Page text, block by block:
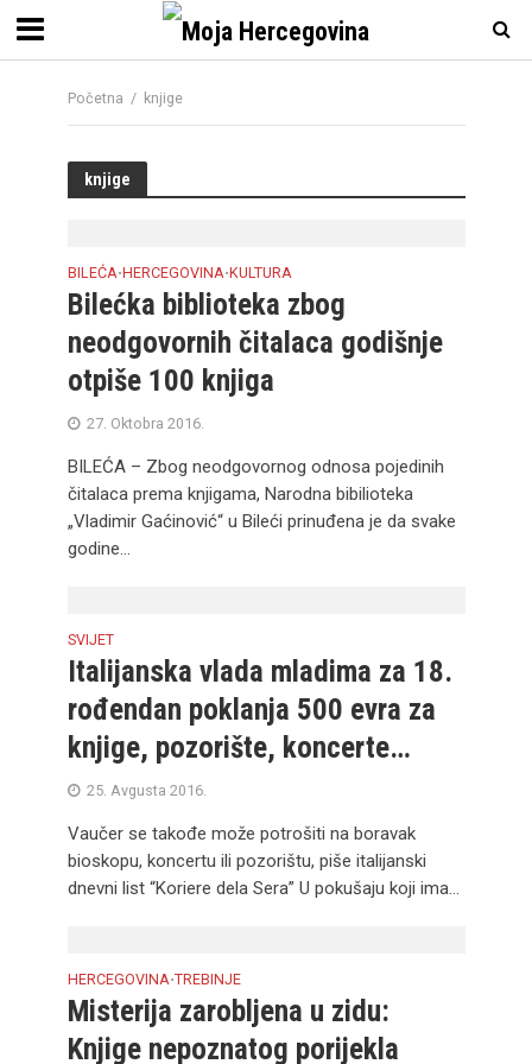
Početna / knjige
knjige
BILEĆA•HERCEGOVINA•KULTURA
Bilećka biblioteka zbog
neodgovornih čitalaca godišnje
otpiše 100 knjiga
27. Oktobra 2016.
BILEĆA – Zbog neodgovornog odnosa pojedinih
čitalaca prema knjigama, Narodna bibilioteka
„Vladimir Gaćinović“ u Bileći prinuđena je da svake
godine...
SVIJET
Italijanska vlada mladima za 18.
rođendan poklanja 500 evra za
knjige, pozorište, koncerte…
25. Avgusta 2016.
Vaučer se takođe može potrošiti na boravak
bioskopu, koncertu ili pozorištu, piše italijanski
dnevni list “Koriere dela Sera” U pokušaju koji ima...
HERCEGOVINA•TREBINJE
Misterija zarobljena u zidu:
Knjige nepoznatog porijekla